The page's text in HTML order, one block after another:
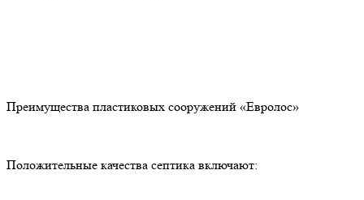
Преимущества пластиковых сооружений «Евролос»
Положительные качества септика включают: